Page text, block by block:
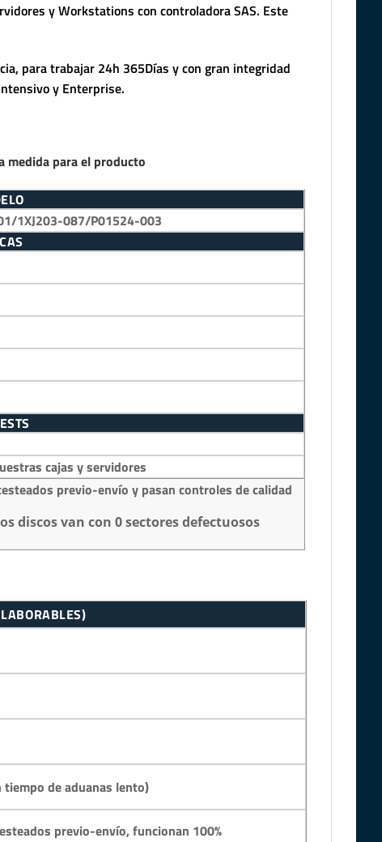
y Workstations con controladora SAS. Este
para trabajar 24h 365Días y con gran integridad
y Enterprise.
medida para el producto
1XJ203-087/P01524-003
cajas y servidores
previo-envío y pasan controles de calidad
discos van con 0 sectores defectuosos
de aduanas lento)
previo-envío, funcionan 100%